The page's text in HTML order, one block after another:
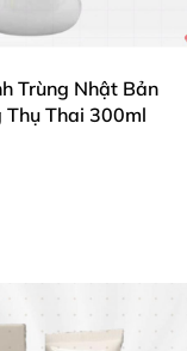
Trùng Nhật Bản
Thụ Thai 300ml